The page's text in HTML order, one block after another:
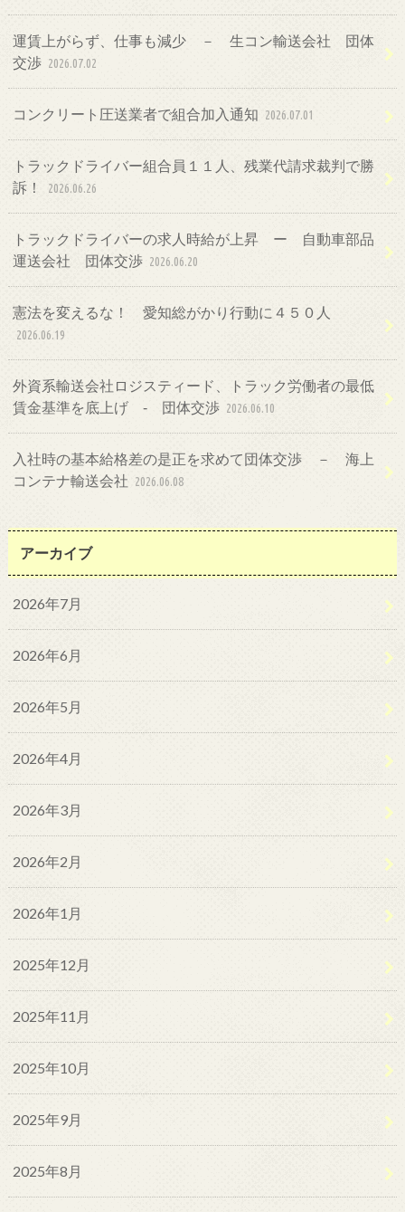
運賃上がらず、仕事も減少 － 生コン輸送会社 団体
交渉 2026.07.02
コンクリート圧送業者で組合加入通知 2026.07.01
トラックドライバー組合員１１人、残業代請求裁判で勝
訴！
2026.06.26
トラックドライバーの求人時給が上昇 ー 自動車部品
運送会社 団体交渉 2026.06.20
憲法を変えるな！ 愛知総がかり行動に４５０人
2026.06.19
外資系輸送会社ロジスティード、トラック労働者の最低
賃金基準を底上げ ‐ 団体交渉 2026.06.10
入社時の基本給格差の是正を求めて団体交渉 － 海上
コンテナ輸送会社 2026.06.08
アーカイブ
2026年7月
2026年6月
2026年5月
2026年4月
2026年3月
2026年2月
2026年1月
2025年12月
2025年11月
2025年10月
2025年9月
2025年8月